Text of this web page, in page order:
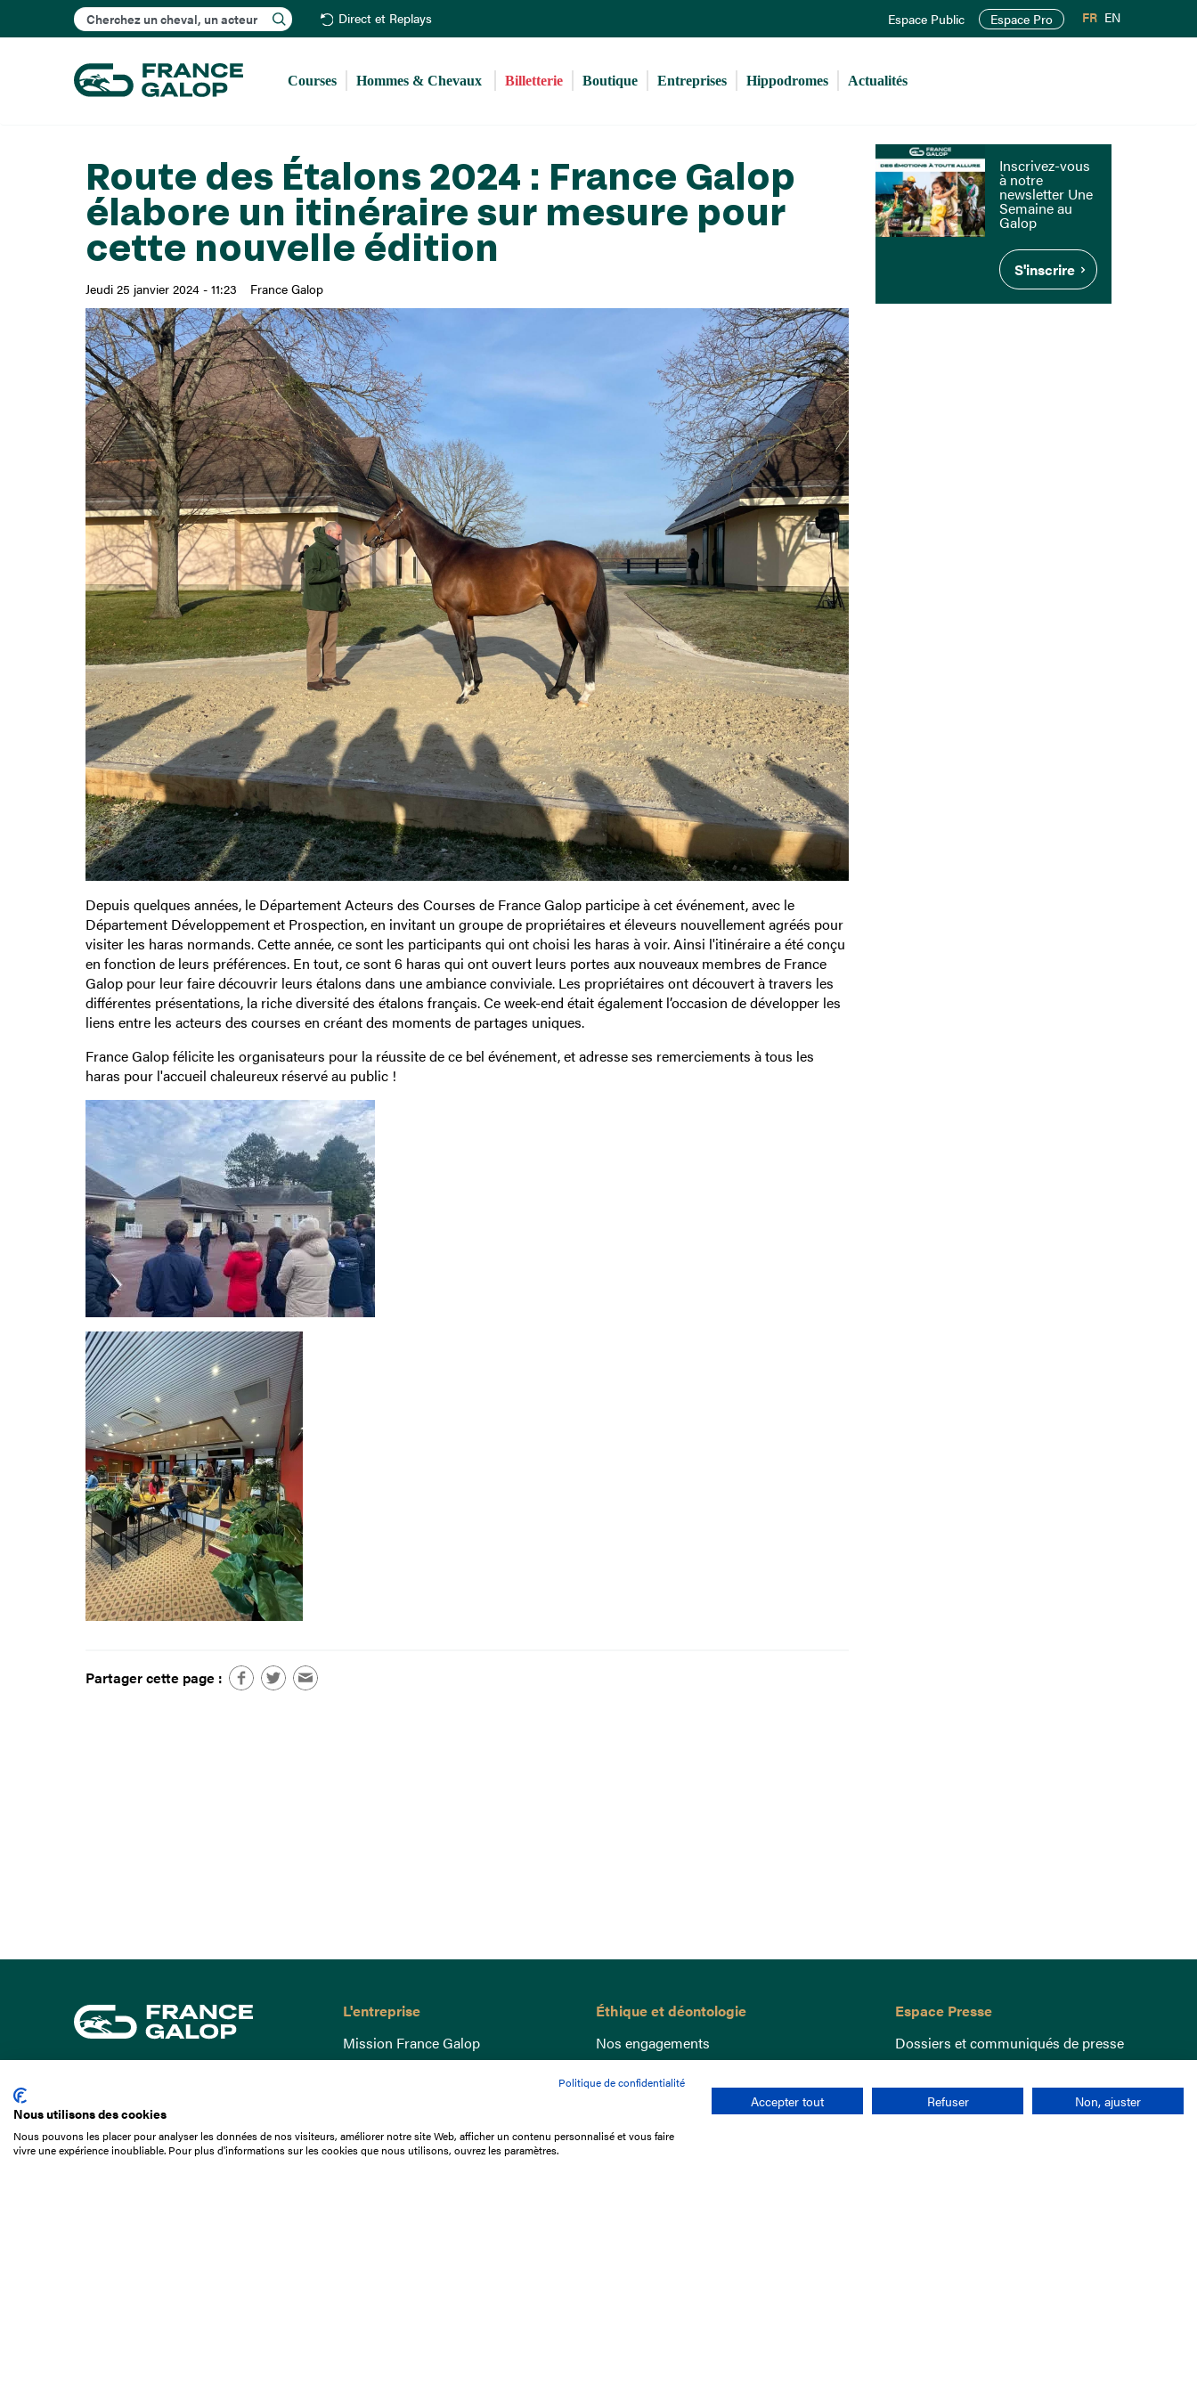
au
principal
Rechercher Direct et Replays Espace Public Espace Pro FR EN
Courses Hommes & Chevaux Billetterie Boutique Entreprises Hippodromes Actualités
Route des Étalons 2024 : France Galop
élabore un itinéraire sur mesure pour
cette nouvelle édition
Jeudi 25 janvier 2024 - 11:23 France Galop
Depuis quelques années, le Département Acteurs des Courses de France Galop participe à cet événement, avec le
Département Développement et Prospection, en invitant un groupe de propriétaires et éleveurs nouvellement agréés pour
visiter les haras normands. Cette année, ce sont les participants qui ont choisi les haras à voir. Ainsi l'itinéraire a été conçu
en fonction de leurs préférences. En tout, ce sont 6 haras qui ont ouvert leurs portes aux nouveaux membres de France
Galop pour leur faire découvrir leurs étalons dans une ambiance conviviale. Les propriétaires ont découvert à travers les
différentes présentations, la riche diversité des étalons français. Ce week-end était également l’occasion de développer les
liens entre les acteurs des courses en créant des moments de partages uniques.
France Galop félicite les organisateurs pour la réussite de ce bel événement, et adresse ses remerciements à tous les
haras pour l'accueil chaleureux réservé au public !
Partager cette page :
Inscrivez-vous
à notre
newsletter Une
Semaine au
Galop
S'inscrire
01 49 10 20 29
L'entreprise
Mission France Galop
Gouvernance
Comprendre les courses
Docuthèque
Éthique et déontologie
Nos engagements
Lutte anti-dopage
Bien être equin
Index Egalité Femmes-Hommes
Jeu responsable
Espace Presse
Dossiers et communiqués de presse
Politique de confidentialité
Nous utilisons des cookies
Nous pouvons les placer pour analyser les données de nos visiteurs, améliorer notre site Web, afficher un contenu personnalisé et vous faire
vivre une expérience inoubliable. Pour plus d'informations sur les cookies que nous utilisons, ouvrez les paramètres.
Accepter tout Refuser Non, ajuster